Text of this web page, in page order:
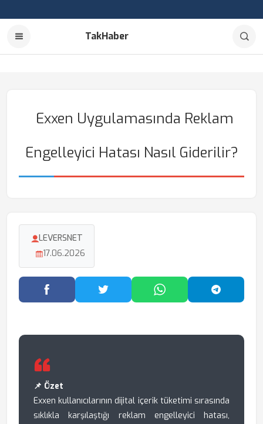
TakHaber
Exxen Uygulamasında Reklam
Engelleyici Hatası Nasıl Giderilir?
LEVERSNET
17.06.2026
Facebook'ta PaylaşTwitter'da PaylaşWhatsApp'ta Paylaş
📌 Özet
Exxen kullanıcılarının dijital içerik tüketimi sırasında
sıklıkla karşılaştığı reklam engelleyici hatası,